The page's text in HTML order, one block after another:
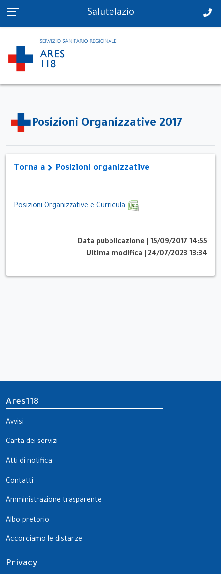
PS in tempo reale Salutelazio
Posizioni Organizzative 2017
Torna a Posizioni organizzative
Posizioni Organizzative e Curricula
Data pubblicazione
15/09/2017 14:55
Ultima modifica
24/07/2023 13:34
Ares118
Avvisi
Carta dei servizi
Atti di notifica
Contatti
Amministrazione trasparente
Albo pretorio
Accorciamo le distanze
Privacy